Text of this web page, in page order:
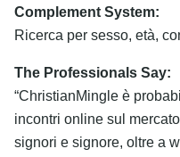
Complement System:
Ricerca per sesso, età,
The Professionals Say:
“ChristianMingle è
incontri online sul
signori e signore, oltre a